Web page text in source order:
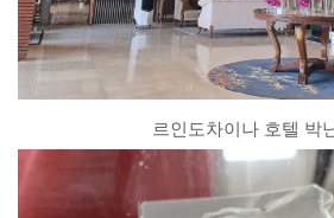
르인도차이나 호텔 박